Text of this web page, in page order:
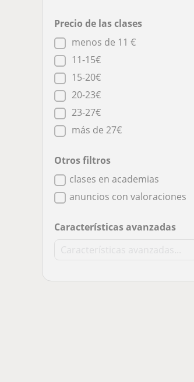
Precio de las clases
menos de 11 €
11-15€
15-20€
20-23€
23-27€
más de 27€
Otros filtros
clases en academias
anuncios con valoraciones
Características avanzadas